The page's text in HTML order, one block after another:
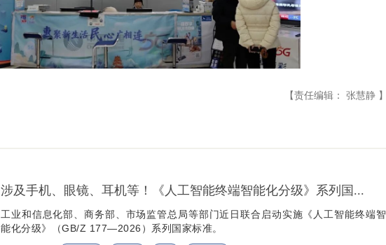
【责任编辑： 张慧静 】
涉及手机、眼镜、耳机等！《人工智能终端智能化分级》系列国...
工业和信息化部、商务部、市场监管总局等部门近日联合启动实施《人工智能终端智
能化分级》（GB/Z 177—2026）系列国家标准。